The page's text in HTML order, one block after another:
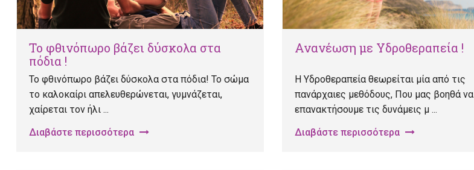
Το φθινόπωρο βάζει δύσκολα στα
πόδια !
Το φθινόπωρο βάζει δύσκολα στα πόδια! Το σώμα
το καλοκαίρι απελευθερώνεται, γυμνάζεται,
χαίρεται τον ήλι ...
Διαβάστε περισσότερα
Ανανέωση με Υδροθεραπεία !
Η Υδροθεραπεία θεωρείται μία από τις
πανάρχαιες μεθόδους, Που μας βοηθά να
επανακτήσουμε τις δυνάμεις μ ...
Διαβάστε περισσότερα